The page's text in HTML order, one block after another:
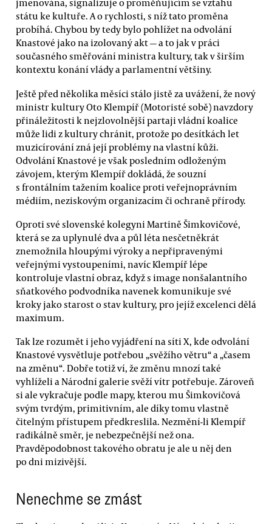
jmenována, signalizuje o proměňujícím se vztahu
státu ke kultuře. A o rychlosti, s níž tato proměna
probíhá. Chybou by tedy bylo pohlížet na odvolání
Knastové jako na izolovaný akt — a to jak v práci
současného směřování ministra kultury, tak v širším
kontextu konání vlády a parlamentní většiny.
Ještě před několika měsíci stálo jistě za uvážení, že nový
ministr kultury Oto Klempíř (Motoristé sobě) navzdory
přináležitosti k nejzlovolnější partaji vládní koalice
může lidi z kultury chránit, protože po desítkách let
muzicírování zná její problémy na vlastní kůži.
Odvolání Knastové je však posledním odloženým
závojem, kterým Klempíř dokládá, že souzní
s frontálním tažením koalice proti veřejnoprávním
médiím, neziskovým organizacím či ochraně přírody.
Oproti své slovenské kolegyni Martině Šimkovičové,
která se za uplynulé dva a půl léta nesčetněkrát
znemožnila hloupými výroky a nepřipravenými
veřejnými vystoupeními, navíc Klempíř lépe
kontroluje vlastní obraz, když s image nonšalantního
sňatkového podvodníka navenek komunikuje své
kroky jako starost o stav kultury, pro jejíž excelenci dělá
maximum.
Tak lze rozumět i jeho vyjádření na síti X, kde odvolání
Knastové vysvětluje potřebou „svěžího větru“ a „časem
na změnu“. Dobře totiž ví, že změnu mnozí také
vyhlíželi a Národní galerie svěží vítr potřebuje. Zároveň
si ale vykračuje podle mapy, kterou mu Šimkovičová
svým tvrdým, primitivním, ale díky tomu vlastně
čitelným přístupem předkreslila. Nezmění-li Klempíř
radikálně směr, je nebezpečnější než ona.
Pravděpodobnost takového obratu je ale u něj den
po dni mizivější.
Nenechme se zmást